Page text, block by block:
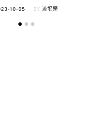
10-05 BY 流氓顆